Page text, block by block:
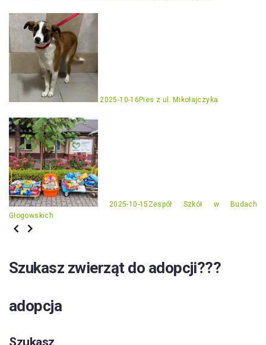
2025-10-16 Pies z ul. Mikołajczyka
2025-10-15 Zespół Szkół w Budach
Głogowskich
Szukasz zwierząt do adopcji???
adopcja
Szukasz